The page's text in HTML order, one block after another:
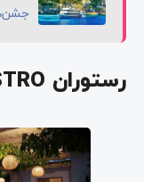
رستوران MAESTRO